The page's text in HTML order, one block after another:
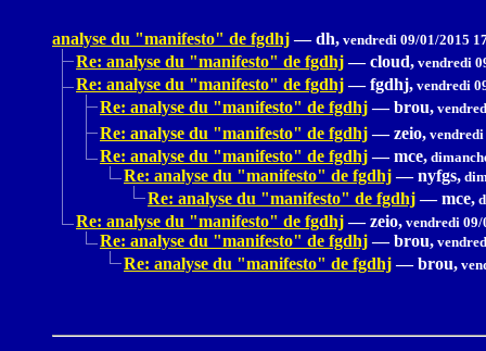
analyse du "manifesto" de fgdhj — dh, vendredi 09/01/2015
Re: analyse du "manifesto" de fgdhj — cloud, vendredi
Re: analyse du "manifesto" de fgdhj — fgdhj, vendredi
Re: analyse du "manifesto" de fgdhj — brou,
Re: analyse du "manifesto" de fgdhj — zeio,
Re: analyse du "manifesto" de fgdhj — mce,
Re: analyse du "manifesto" de fgdhj — nyfgs,
Re: analyse du "manifesto" de fgdhj — mce,
Re: analyse du "manifesto" de fgdhj — zeio, vendredi
Re: analyse du "manifesto" de fgdhj — brou,
Re: analyse du "manifesto" de fgdhj — brou,